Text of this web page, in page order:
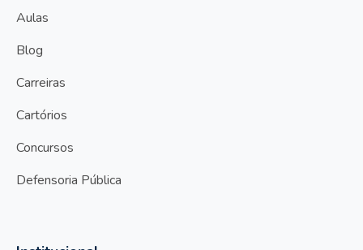
Aulas
Blog
Carreiras
Cartórios
Concursos
Defensoria Pública